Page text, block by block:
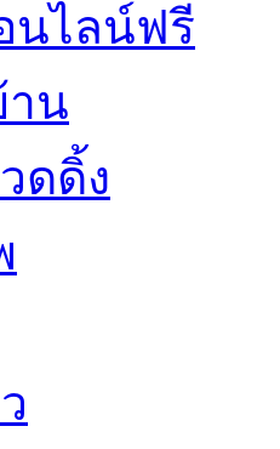
นไลน์ฟรี
าน
ดดิ้ง